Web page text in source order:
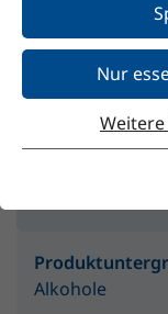
Nur
Alkohole